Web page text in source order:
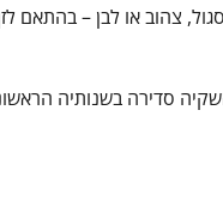
סגול, צהוב או לבן –
סדירה בשנותיה